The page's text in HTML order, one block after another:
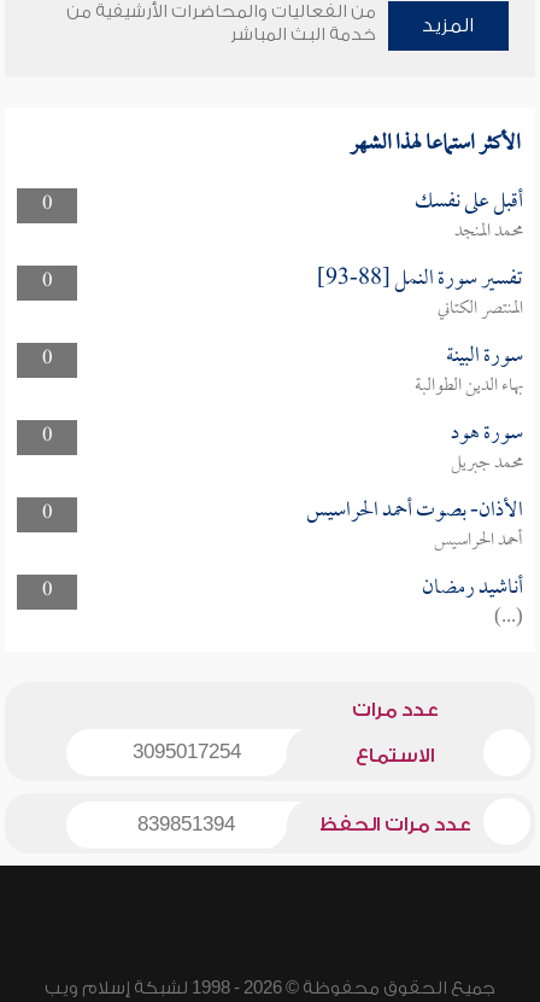
المزيد
من الفعاليات والمحاضرات الأرشيفية من
خدمة البث المباشر
الأكثر استماعا لهذا الشهر
0 أقبل على نفسك
محمد المنجد
0
تفسير سورة النمل [88-93]
المنتصر الكتاني
0
سورة البينة
بهاء الدين الطوالبة
0
سورة هود
محمد جبريل
0
الأذان- بصوت أحمد الحراسيس
أحمد الحراسيس
0
أناشيد رمضان
(...)
عدد مرات
الاستماع 3095017254
عدد مرات الحفظ 839851394
جميع الحقوق محفوظة © 2026 - 1998 لشبكة إسلام ويب